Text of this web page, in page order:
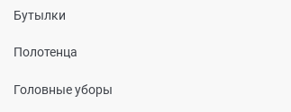
Бутылки
Полотенца
Головные уборы